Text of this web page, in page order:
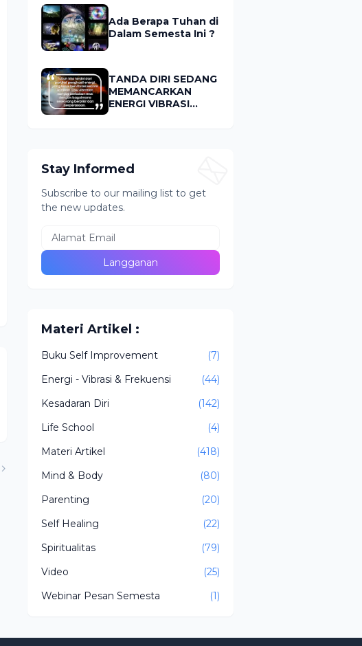
Ada Berapa Tuhan di
Dalam Semesta Ini ?
TANDA DIRI SEDANG
MEMANCARKAN
ENERGI VIBRASI
Stay Informed
Subscribe to our mailing list to get
the new updates.
Materi Artikel :
Buku Self Improvement
(7)
Energi - Vibrasi & Frekuensi
(44)
Kesadaran Diri
(142)
Life School
(4)
Materi Artikel
(418)
Mind & Body
(80)
Parenting
(20)
Self Healing
(22)
Spiritualitas
(79)
Video
(25)
Webinar Pesan Semesta
(1)